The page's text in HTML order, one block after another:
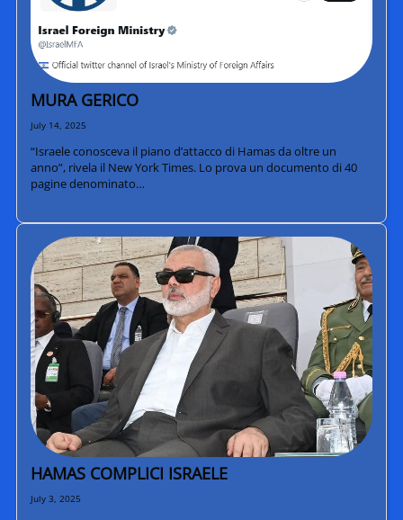
MURA GERICO
July 14, 2025
“Israele conosceva il piano d’attacco di Hamas da oltre un
anno”, rivela il New York Times. Lo prova un documento di 40
pagine denominato…
HAMAS COMPLICI ISRAELE
July 3, 2025